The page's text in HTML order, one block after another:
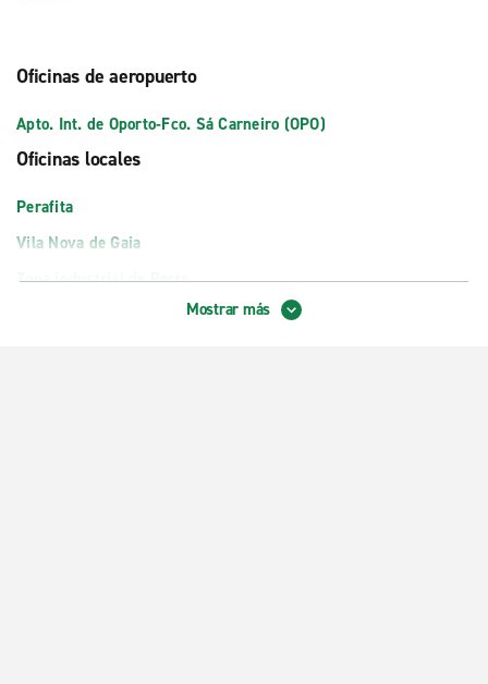
Oficinas de aeropuerto
Apto. Int. de Oporto-Fco. Sá Carneiro (OPO)
Oficinas locales
Perafita
Vila Nova de Gaia
Zona industrial de Porto
Mostrar más